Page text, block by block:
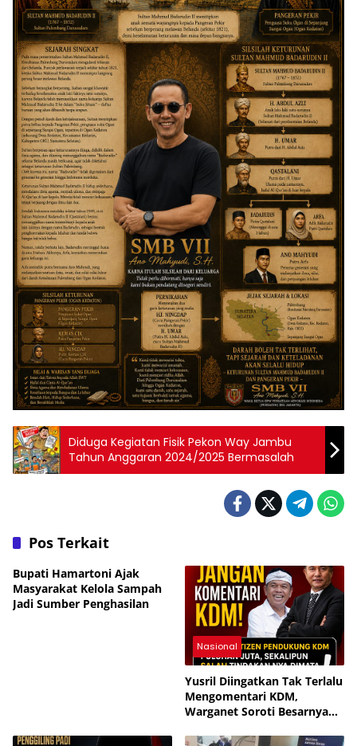
Diduga Kegiatan Fisik Pekon Way Jambu
Tahun Anggaran 2024/2025 Bermasalah
Pos Terkait
Bupati Hamartoni Ajak
Masyarakat Kelola Sampah
Jadi Sumber Penghasilan
Nasional
Yusril Diingatkan Tak Terlalu
Mengomentari KDM,
Warganet Soroti Besarnya